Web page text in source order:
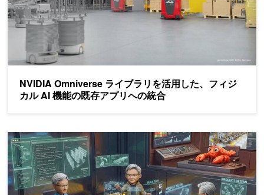
NVIDIA Omniverse ライブラリを活用した、フィジ
カル AI 機能の既存アプリへの統合
NVIDIA OpenShell で自律的かつ自己進化するエージェントをよ